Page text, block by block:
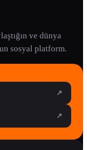
ve dünya
sosyal platform.
↗
↗